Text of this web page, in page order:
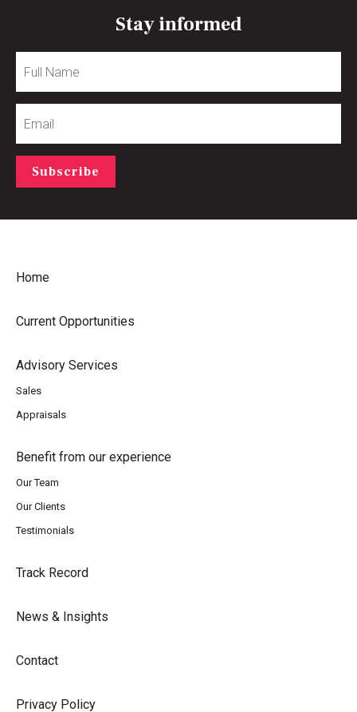
Stay informed
Name
Subscribe
Home
Current Opportunities
Advisory Services
Sales
Appraisals
Benefit from our experience
Our Team
Our Clients
Testimonials
Track Record
News & Insights
Contact
Privacy Policy